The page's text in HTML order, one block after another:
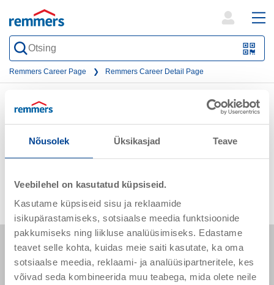
Nõusolek Üksikasjad Teave
Veebilehel on kasutatud küpsiseid.
Kasutame küpsiseid sisu ja reklaamide
isikupärastamiseks, sotsiaalse meedia funktsioonide
pakkumiseks ning liikluse analüüsimiseks. Edastame
teavet selle kohta, kuidas meie saiti kasutate, ka oma
sotsiaalse meedia, reklaami- ja analüüsipartneritele, kes
võivad seda kombineerida muu teabega, mida olete neile
QR-
form
Remmers Career Page Remmers Career Detail Page
Immediately - open-ended